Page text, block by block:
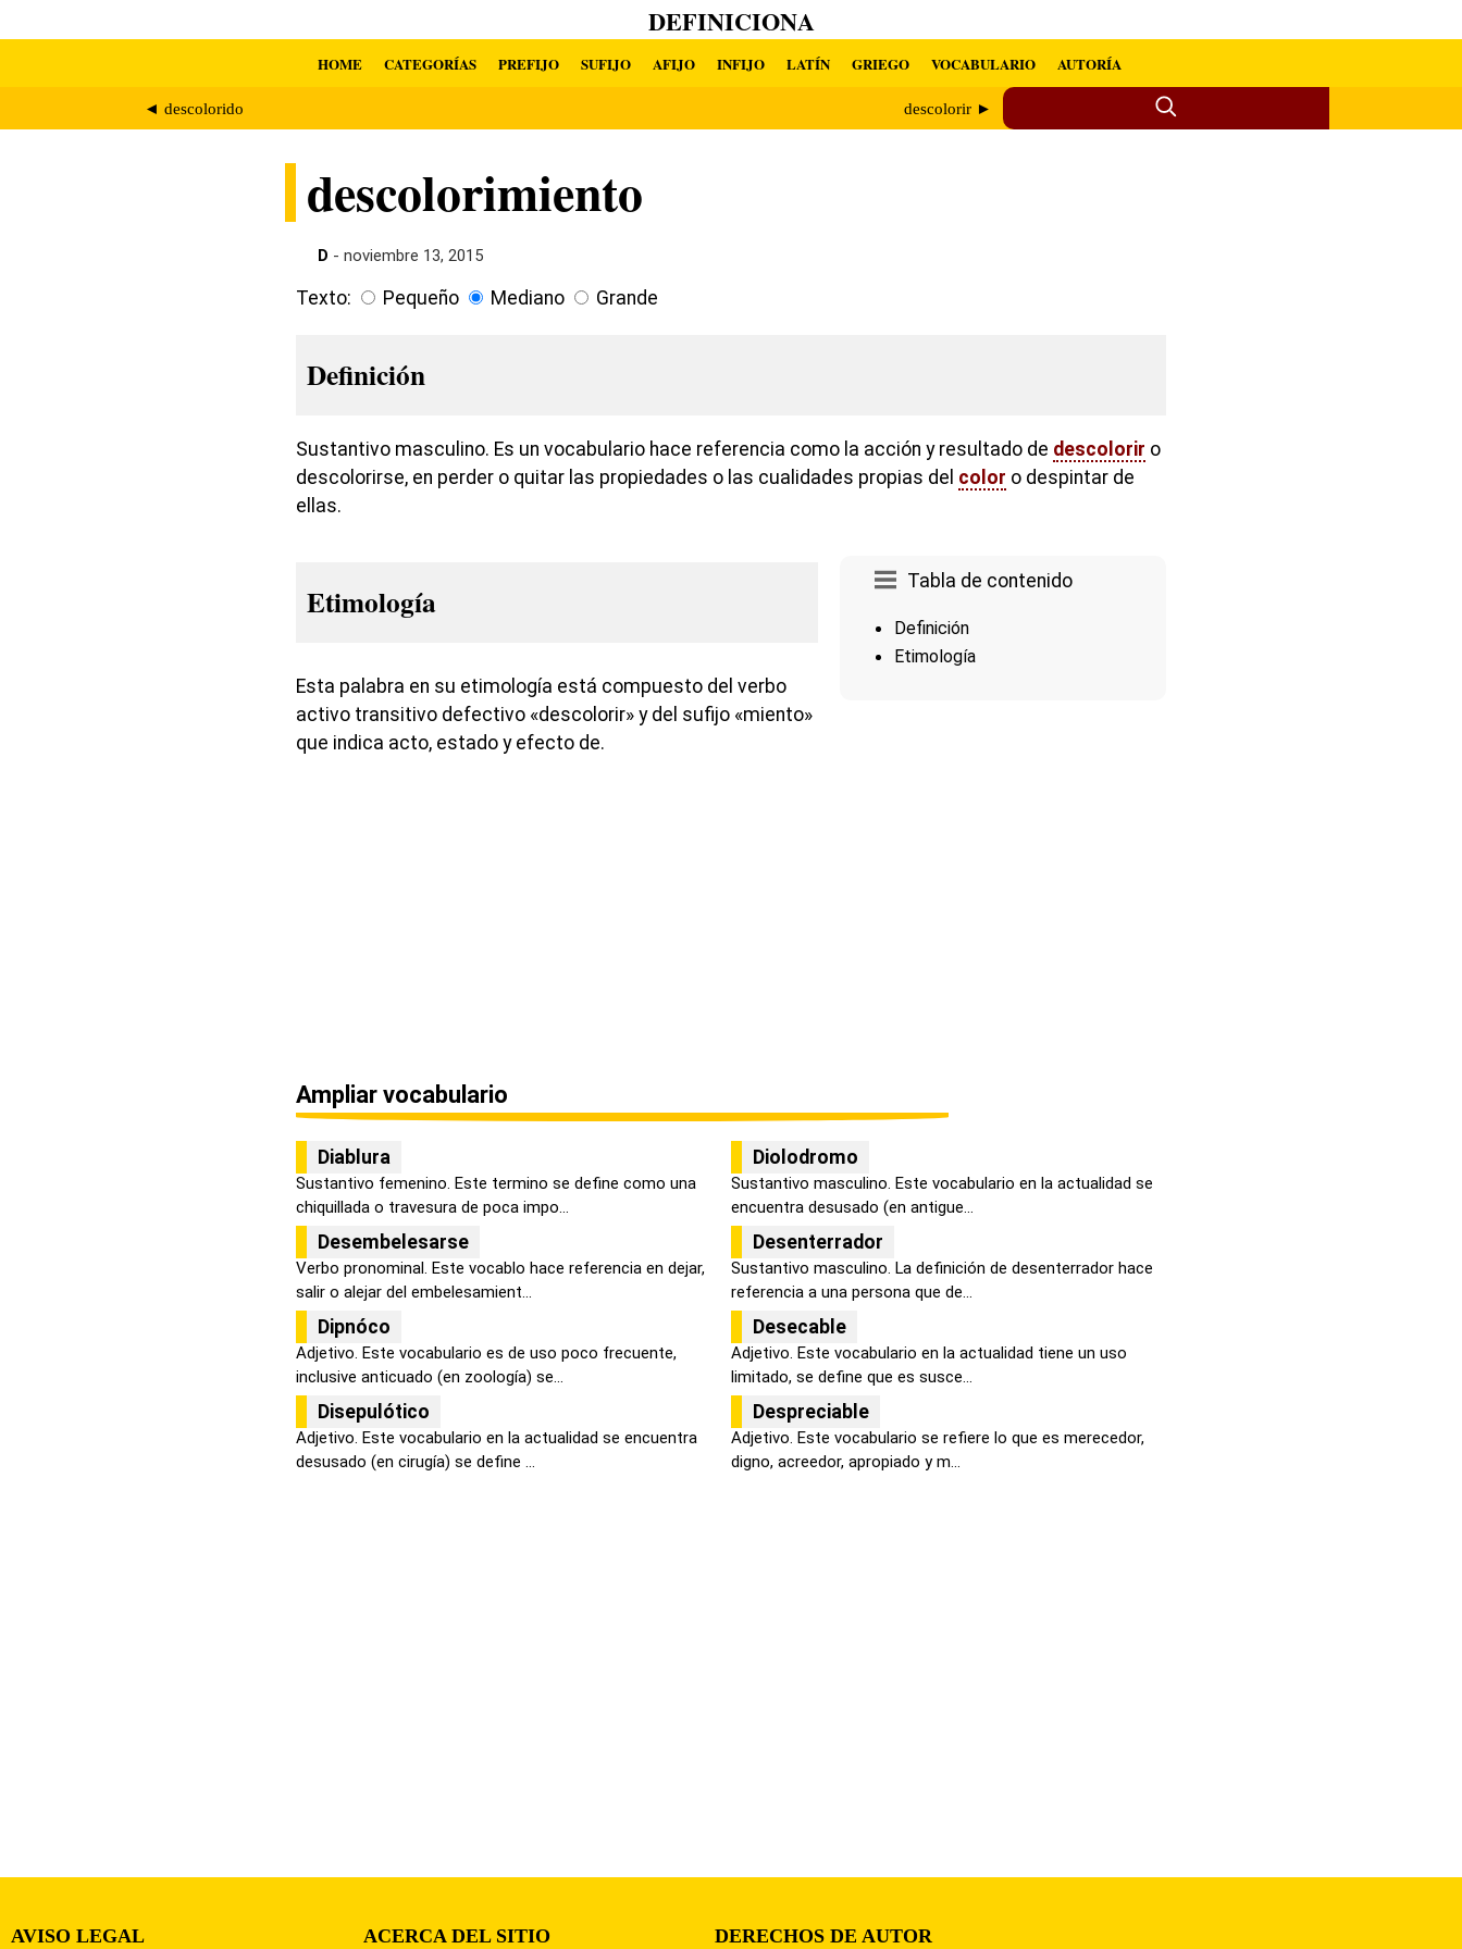
DEFINICIONA
HOME CATEGORÍAS PREFIJO SUFIJO AFIJO INFIJO LATÍN GRIEGO VOCABULARIO AUTORÍA
◄ descolorido descolorir ►
descolorimiento
D - noviembre 13, 2015
Texto: Pequeño Mediano Grande
Definición
Sustantivo masculino. Es un vocabulario hace referencia como la acción y resultado de descolorir o
descolorirse, en perder o quitar las propiedades o las cualidades propias del color o despintar de
ellas.
Tabla de contenido
Definición
Etimología
Etimología
Esta palabra en su etimología está compuesto del verbo
activo transitivo defectivo «descolorir» y del sufijo «miento»
que indica acto, estado y efecto de.
Ampliar vocabulario
Diablura
Sustantivo femenino. Este termino se define como una
chiquillada o travesura de poca impo...
Diolodromo
Sustantivo masculino. Este vocabulario en la actualidad se
encuentra desusado (en antigue...
Desembelesarse
Verbo pronominal. Este vocablo hace referencia en dejar,
salir o alejar del embelesamient...
Desenterrador
Sustantivo masculino. La definición de desenterrador hace
referencia a una persona que de...
Dipnóco
Adjetivo. Este vocabulario es de uso poco frecuente,
inclusive anticuado (en zoología) se...
Desecable
Adjetivo. Este vocabulario en la actualidad tiene un uso
limitado, se define que es susce...
Disepulótico
Adjetivo. Este vocabulario en la actualidad se encuentra
desusado (en cirugía) se define ...
Despreciable
Adjetivo. Este vocabulario se refiere lo que es merecedor,
digno, acreedor, apropiado y m...
AVISO LEGAL ACERCA DEL SITIO DERECHOS DE AUTOR